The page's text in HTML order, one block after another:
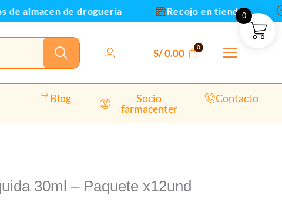
almacen de drogueria Recojo en tienda
S/0.00
Blog
Socio
farmacenter
Contacto
30ml – Paquete x12und
0